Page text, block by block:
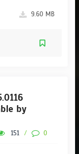
9.60 MB
by
151 / 0